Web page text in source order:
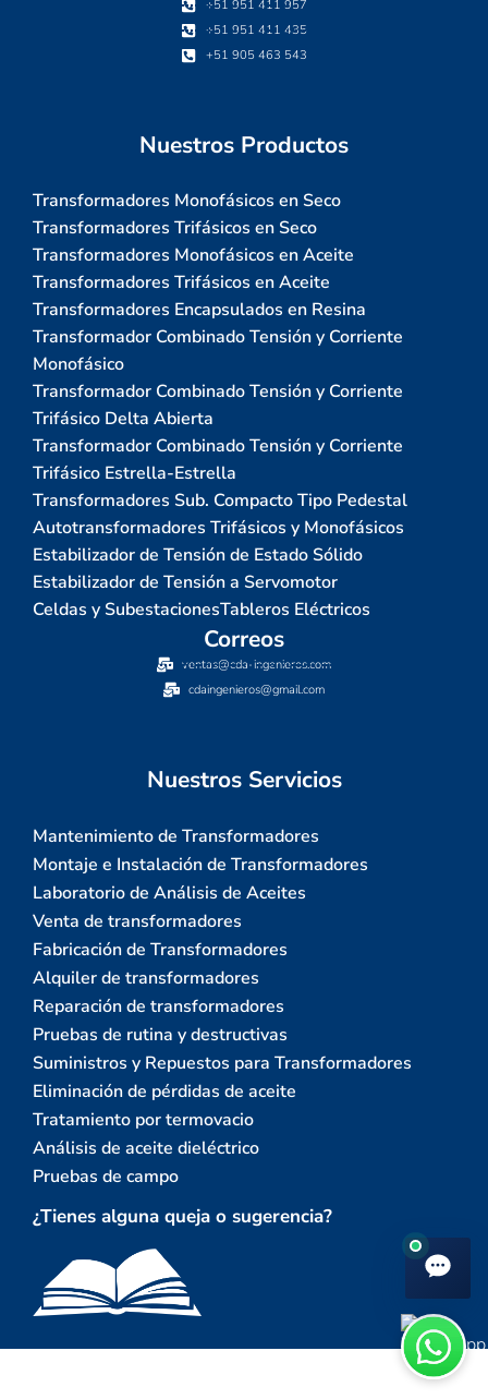
+51 951 411 957
+51 951 411 435
+51 905 463 543
Nuestros Productos
Transformadores Monofásicos en Seco
Transformadores Trifásicos en Seco
Transformadores Monofásicos en Aceite
Transformadores Trifásicos en Aceite
Transformadores Encapsulados en Resina
Transformador Combinado Tensión y Corriente
Monofásico
Transformador Combinado Tensión y Corriente
Trifásico Delta Abierta
Transformador Combinado Tensión y Corriente
Trifásico Estrella-Estrella
Transformadores Sub. Compacto Tipo Pedestal
Autotransformadores Trifásicos y Monofásicos
Estabilizador de Tensión de Estado Sólido
Estabilizador de Tensión a Servomotor
Celdas y SubestacionesTableros Eléctricos
Correos
ventas@cda-ingenieros.com
cdaingenieros@gmail.com
Nuestros Servicios
Mantenimiento de Transformadores
Montaje e Instalación de Transformadores
Laboratorio de Análisis de Aceites
Venta de transformadores
Fabricación de Transformadores
Alquiler de transformadores
Reparación de transformadores
Pruebas de rutina y destructivas
Suministros y Repuestos para Transformadores
Eliminación de pérdidas de aceite
Tratamiento por termovacio
Análisis de aceite dieléctrico
Pruebas de campo
¿Tienes alguna queja o sugerencia?